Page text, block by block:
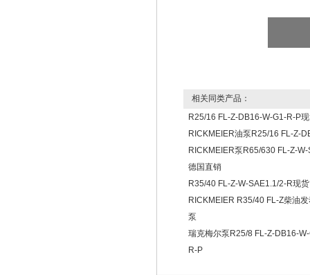
相关同类产品：
R25/16 FL-Z-DB16-W-G1-R-P
RICKMEIER油泵R25/16 FL-Z-
RICKMEIER泵R65/630 FL-Z-
德国直销
R35/40 FL-Z-W-SAE1.1/2-R现货
RICKMEIER R35/40 FL-Z柴油
泵
瑞克梅尔泵R25/8 FL-Z-DB16-
R-P